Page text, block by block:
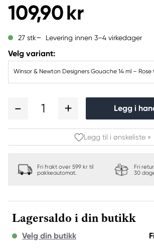
109,90 kr
27 stk Levering innen 3–4 virkedager
Velg variant:
Winsor & Newton Designers Gouache 14 ml – Rose
1 Legg i
Legg til i ønskeliste »
Fri frakt over 599 kr til
pakkeautomat.
Fri retur
30
Lagersaldo i din butikk
Velg din butikk